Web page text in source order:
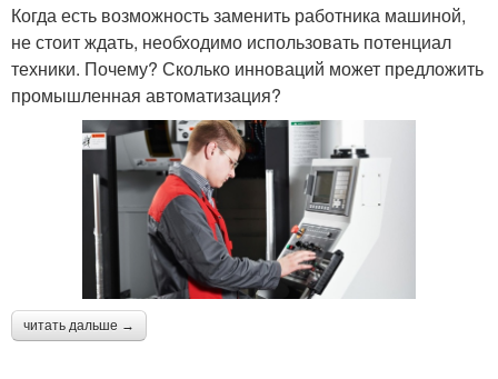
Когда есть возможность заменить работника машиной,
не стоит ждать, необходимо использовать потенциал
техники. Почему? Сколько инноваций может предложить
промышленная автоматизация?
читать дальше →